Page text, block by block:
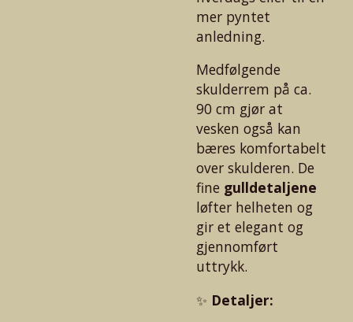
mer pyntet
anledning.
Medfølgende
skulderrem på ca.
90 cm gjør at
vesken også kan
bæres komfortabelt
over skulderen. De
fine gulldetaljene
løfter helheten og
gir et elegant og
gjennomført
uttrykk.
✨ Detaljer: